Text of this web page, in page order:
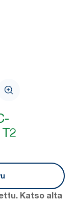
Katso alta